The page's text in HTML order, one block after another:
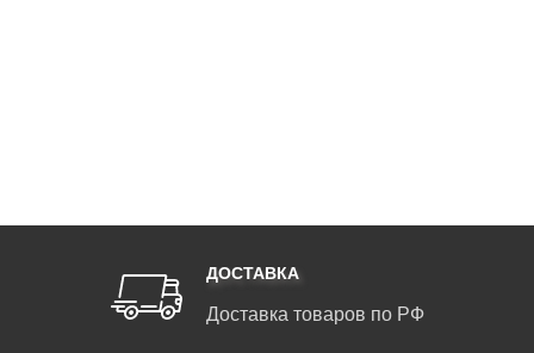
ДОСТАВКА
Доставка товаров по РФ